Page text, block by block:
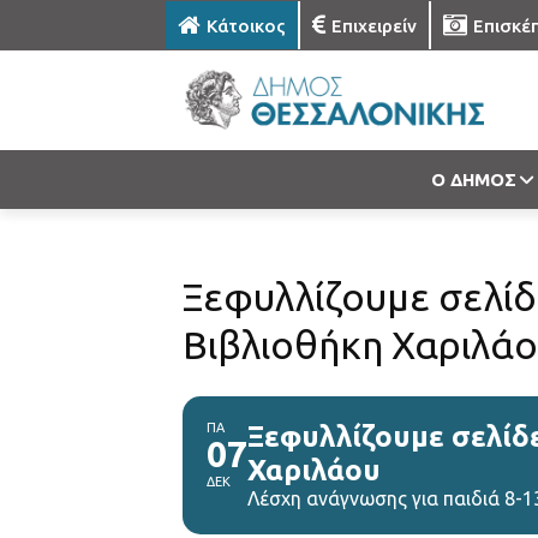
Κάτοικος Επιχειρείν
Ο ΔΗΜΟΣ
Ξεφυλλίζουμε
Βιβλιοθήκη
ΠΑ
07
ΔΕΚ
Ξεφυλλίζουμε
Χαριλάου
Λέσχη ανάγνωσης για παιδιά 8-